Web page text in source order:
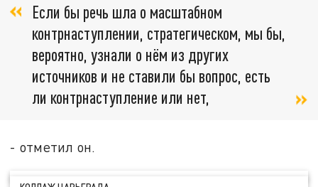
Если бы речь шла о масштабном
контрнаступлении, стратегическом, мы бы,
вероятно, узнали о нём из других
источников и не ставили бы вопрос, есть
ли контрнаступление или нет,
- отметил он.